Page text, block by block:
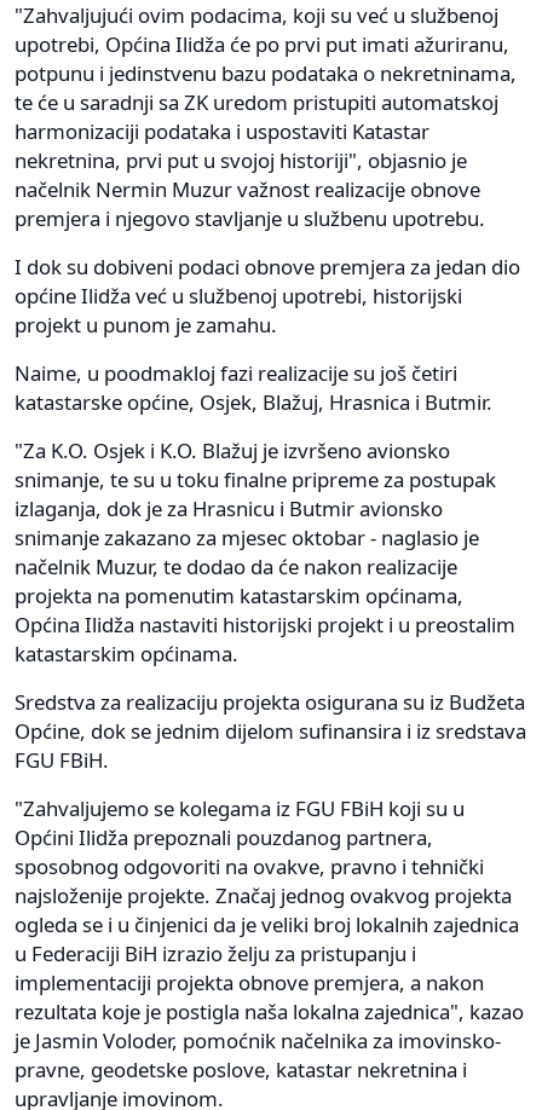
"Zahvaljujući ovim podacima, koji su već u službenoj
upotrebi, Općina Ilidža će po prvi put imati ažuriranu,
potpunu i jedinstvenu bazu podataka o nekretninama,
te će u saradnji sa ZK uredom pristupiti automatskoj
harmonizaciji podataka i uspostaviti Katastar
nekretnina, prvi put u svojoj historiji", objasnio je
načelnik Nermin Muzur važnost realizacije obnove
premjera i njegovo stavljanje u službenu upotrebu.
I dok su dobiveni podaci obnove premjera za jedan dio
općine Ilidža već u službenoj upotrebi, historijski
projekt u punom je zamahu.
Naime, u poodmakloj fazi realizacije su još četiri
katastarske općine, Osjek, Blažuj, Hrasnica i Butmir.
"Za K.O. Osjek i K.O. Blažuj je izvršeno avionsko
snimanje, te su u toku finalne pripreme za postupak
izlaganja, dok je za Hrasnicu i Butmir avionsko
snimanje zakazano za mjesec oktobar - naglasio je
načelnik Muzur, te dodao da će nakon realizacije
projekta na pomenutim katastarskim općinama,
Općina Ilidža nastaviti historijski projekt i u preostalim
katastarskim općinama.
Sredstva za realizaciju projekta osigurana su iz Budžeta
Općine, dok se jednim dijelom sufinansira i iz sredstava
FGU FBiH.
"Zahvaljujemo se kolegama iz FGU FBiH koji su u
Općini Ilidža prepoznali pouzdanog partnera,
sposobnog odgovoriti na ovakve, pravno i tehnički
najsloženije projekte. Značaj jednog ovakvog projekta
ogleda se i u činjenici da je veliki broj lokalnih zajednica
u Federaciji BiH izrazio želju za pristupanju i
implementaciji projekta obnove premjera, a nakon
rezultata koje je postigla naša lokalna zajednica", kazao
je Jasmin Voloder, pomoćnik načelnika za imovinsko-
pravne, geodetske poslove, katastar nekretnina i
upravljanje imovinom.